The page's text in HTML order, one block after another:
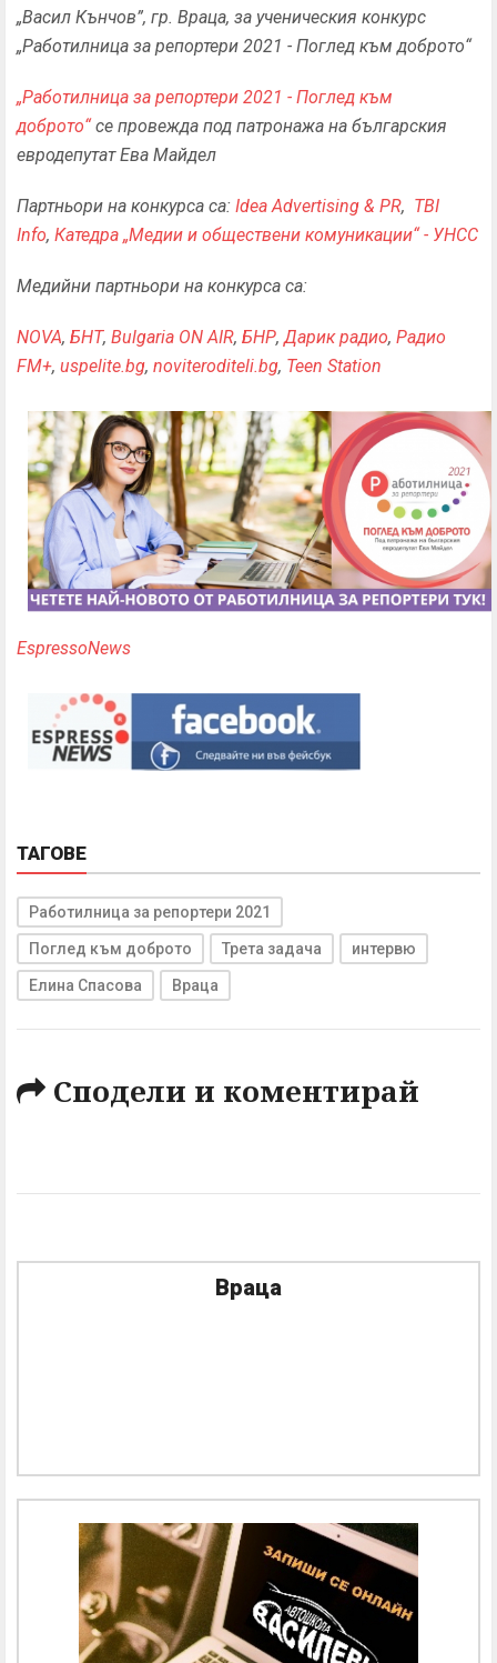
„Васил Кънчов”, гр. Враца, за ученическия конкурс
„Работилница за репортери 2021 - Поглед към доброто“
„Работилница за репортери 2021 - Поглед към
доброто“ се провежда под патронажа на българския
евродепутат Ева Майдел
Партньори на конкурса са: Idea Advertising & PR, TBI
Info, Катедра „Медии и обществени комуникации“ - УНСС
Медийни партньори на конкурса са:
NOVA, БНТ, Bulgaria ON AIR, БНР, Дарик радио, Радио
FM+, uspelite.bg, noviteroditeli.bg, Teen Station
EspressoNews
ТАГОВЕ
Работилница за репортери 2021
Поглед към доброто Трета задача интервю
Елина Спасова Враца
Сподели и коментирай
Враца